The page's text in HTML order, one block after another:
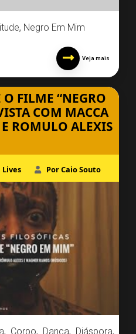
, Negro Em Mim
Veja mais
FILME “NEGRO
COM MACCA
ROMULO ALEXIS
Lives Por Caio Souto
, Corpo, Dança, Diáspora,